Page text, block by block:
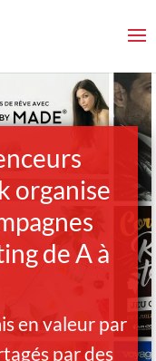
organise
de A à
en valeur par
par des